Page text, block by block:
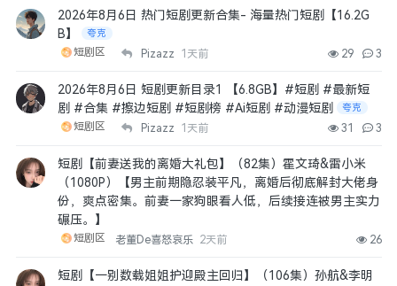
2026年8月6日 热门短剧更新合集- 海量热门短剧【16.2G
B】
夸克
短剧区 Pizazz 1天前 29 3
2026年8月6日 短剧更新目录1 【6.8GB】#短剧 #最新短
剧 #合集 #擦边短剧 #短剧榜 #Ai短剧 #动漫短剧
夸克
短剧区 Pizazz 1天前 31 3
短剧【前妻送我的离婚大礼包】（82集）霍文琦&雷小米
（1080P）【男主前期隐忍装平凡，离婚后彻底解封大佬身
份，爽点密集。前妻一家狗眼看人低，后续接连被男主实力
碾压。】
短剧区 老董De喜怒哀乐 2天前 26
短剧【一别数载姐姐护迎殿主回归】（106集）孙航&李明